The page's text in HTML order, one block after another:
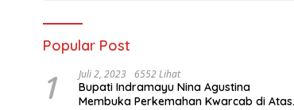
Popular Post
1 Juli 2, 2023 6552 Lihat
Bupati Indramayu Nina Agustina
Membuka Perkemahan Kwarcab di Atas